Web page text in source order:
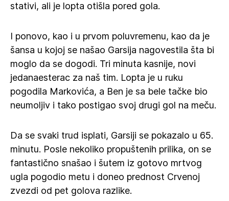
stativi, ali je lopta otišla pored gola.
I ponovo, kao i u prvom poluvremenu, kao da je
šansa u kojoj se našao Garsija nagovestila šta bi
moglo da se dogodi. Tri minuta kasnije, novi
jedanaesterac za naš tim. Lopta je u ruku
pogodila Markovića, a Ben je sa bele tačke bio
neumoljiv i tako postigao svoj drugi gol na meču.
Da se svaki trud isplati, Garsiji se pokazalo u 65.
minutu. Posle nekoliko propuštenih prilika, on se
fantastično snašao i šutem iz gotovo mrtvog
ugla pogodio metu i doneo prednost Crvenoj
zvezdi od pet golova razlike.